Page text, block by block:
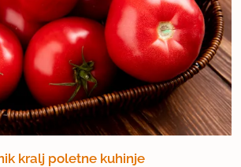
kralj poletne kuhinje